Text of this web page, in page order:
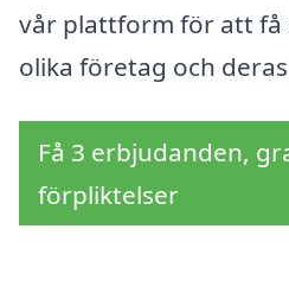
vår plattform för att få
olika företag och
Få 3 erbjudanden,
förpliktelser